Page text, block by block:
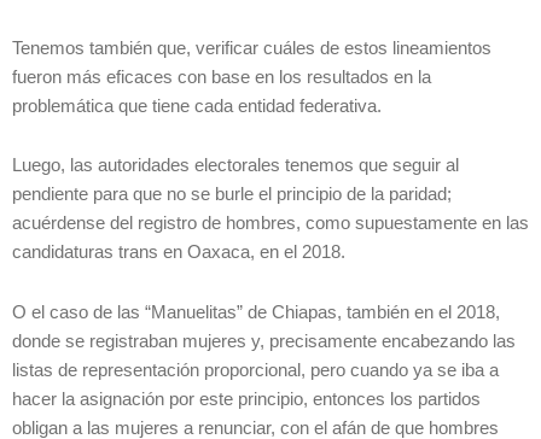
Tenemos también que, verificar cuáles de estos lineamientos
fueron más eficaces con base en los resultados en la
problemática que tiene cada entidad federativa.
Luego, las autoridades electorales tenemos que seguir al
pendiente para que no se burle el principio de la paridad;
acuérdense del registro de hombres, como supuestamente en las
candidaturas trans en Oaxaca, en el 2018.
O el caso de las “Manuelitas” de Chiapas, también en el 2018,
donde se registraban mujeres y, precisamente encabezando las
listas de representación proporcional, pero cuando ya se iba a
hacer la asignación por este principio, entonces los partidos
obligan a las mujeres a renunciar, con el afán de que hombres